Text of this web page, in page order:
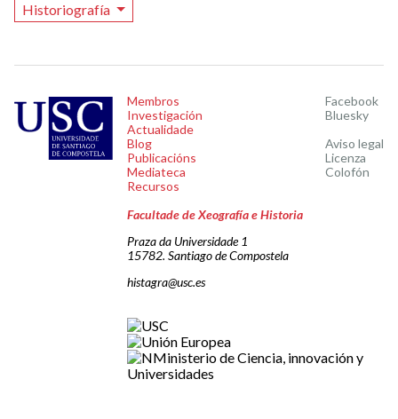
Historiografía
Membros
Investigación
Actualidade
Blog
Publicacións
Mediateca
Recursos
Facebook
Bluesky
Aviso legal
Licenza
Colofón
Facultade de Xeografía e Historia
Praza da Universidade 1
15782. Santiago de Compostela
histagra@usc.es